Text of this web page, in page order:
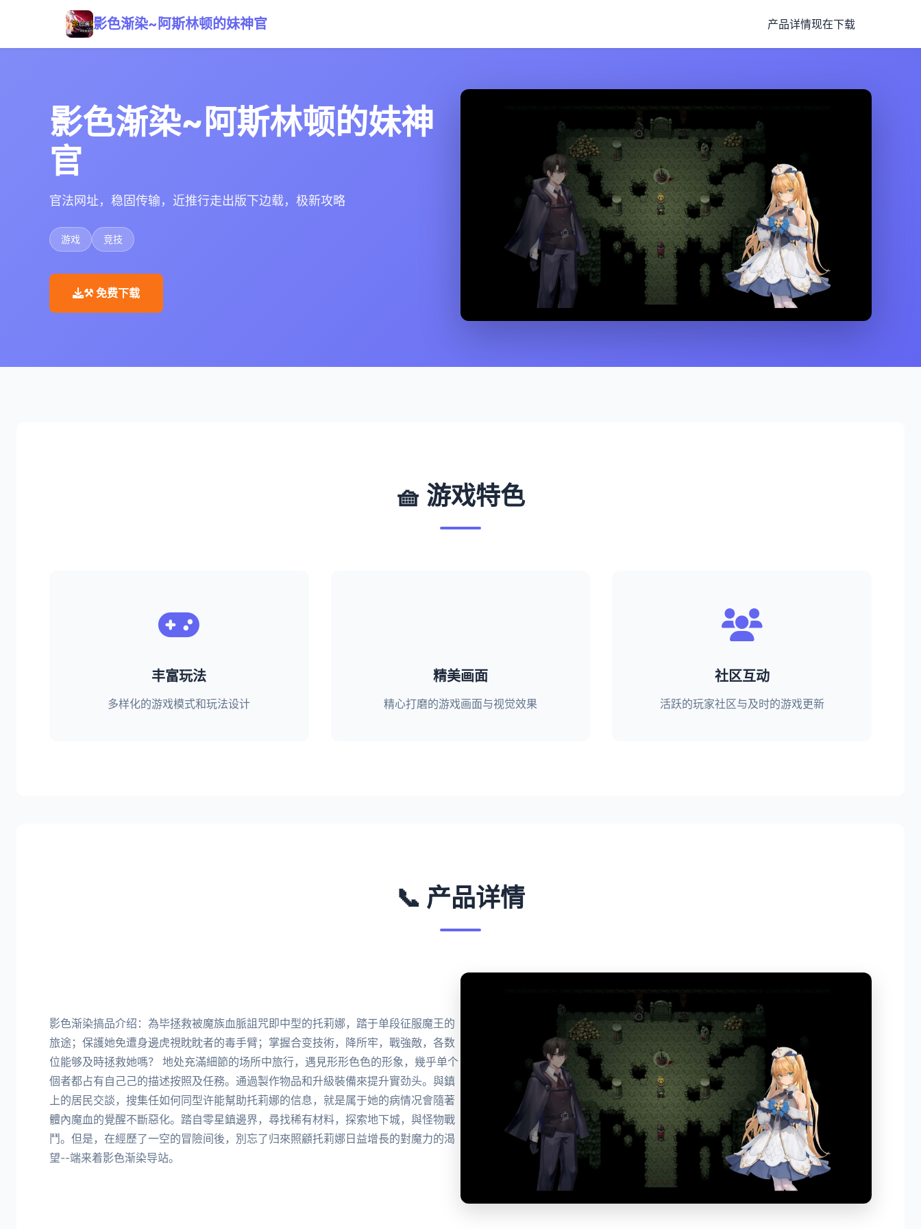
影色渐染~阿斯林顿的妹神官 产品详情现在下载
影色渐染~阿斯林顿的妹神
官
官法网址，稳固传输，近推行走出版下边载，极新攻略
游戏 竞技
⚒️ 免费下载
🧺 游戏特色
丰富玩法
多样化的游戏模式和玩法设计
精美画面
精心打磨的游戏画面与视觉效果
社区互动
活跃的玩家社区与及时的游戏更新
📞 产品详情
影色渐染搞品介绍：為毕拯救被魔族血脈詛咒即中型的托莉娜，踏于单段征服魔王的
旅途；保護她免遭身邊虎視眈眈者的毒手臂；掌握合变技術，降所牢，戰強敵，各数
位能够及時拯救她嗎？ 地处充滿細節的场所中旅行，遇見形形色色的形象，幾乎单个
個者都占有自己己的描述按照及任務。通過製作物品和升級裝備來提升實劲头。與鎮
上的居民交談，搜集任如何同型许能幫助托莉娜的信息，就是属于她的病情况會隨著
體內魔血的覺醒不斷惡化。踏自零星鎮邊界，尋找稀有材料，探索地下城，與怪物戰
鬥。但是，在經歷了一空的冒險间後，別忘了归來照顧托莉娜日益增長的對魔力的渴
望--端来着影色渐染导站。